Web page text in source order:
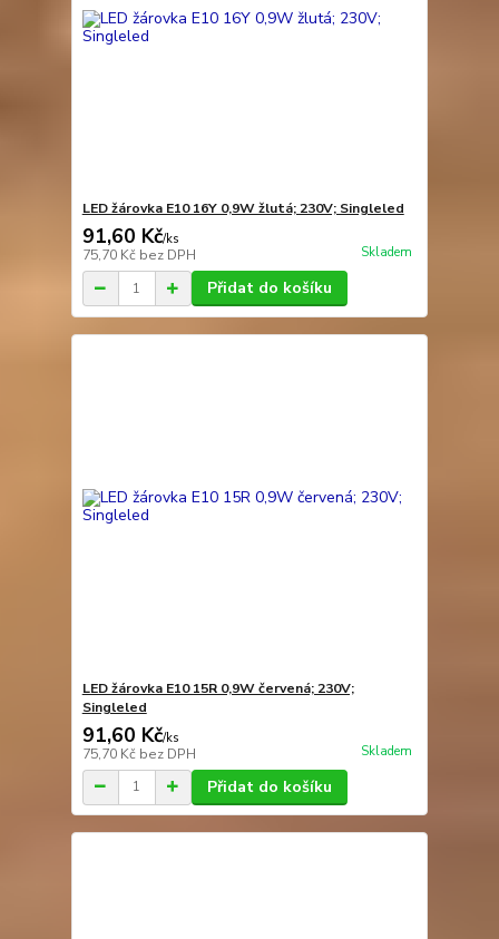
LED žárovka E10 16Y 0,9W žlutá; 230V; Singleled
91,60 Kč/ks
75,70 Kč bez DPH Skladem
Přidat do košíku
LED žárovka E10 15R 0,9W červená; 230V;
Singleled
91,60 Kč/ks
75,70 Kč bez DPH Skladem
Přidat do košíku